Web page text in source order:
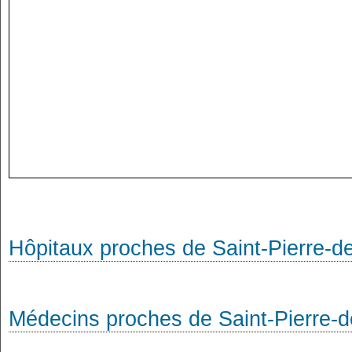
Hôpitaux proches de Saint-Pierre-
Médecins proches de Saint-Pierre-